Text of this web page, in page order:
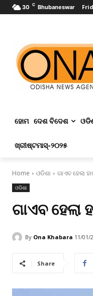
30 C Bhubaneswar
ହୋମ ଦେଶ ବିଦେଶ
ଖ୍ରୀଷ୍ଟମାସ୍‌-୨୦୨୫
Home ଓଡିଶା ଗାଏବ ହେଲା
ଓଡିଶା
ଗାଏବ ହେଲା
By Ona Khabara 11/01/
Share